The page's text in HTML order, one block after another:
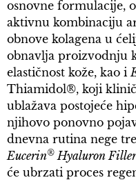
osnovne formulacije,
aktivnu kombinaciju
obnove kolagena u
obnavlja proizvodnju
elastičnost kože, kao i
Thiamidol®, koji
ublažava postojeće
njihovo ponovno
dnevna rutina nege
Eucerin® Hyaluron
će ubrzati proces